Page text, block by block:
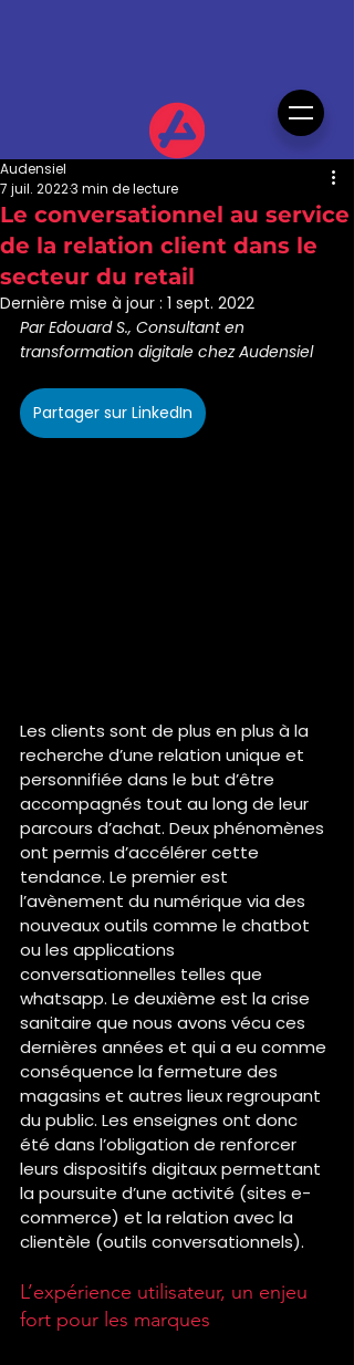
Le conversationnel au service
de la relation client dans le
secteur du retail
Audensiel
7 juil. 20223 min de lecture
Dernière mise à jour : 1 sept. 2022
Par Edouard S., Consultant en
transformation digitale chez Audensiel
Partager sur LinkedIn
Les clients sont de plus en plus à la
recherche d’une relation unique et
personnifiée dans le but d’être
accompagnés tout au long de leur
parcours d’achat. Deux phénomènes
ont permis d’accélérer cette
tendance. Le premier est
l’avènement du numérique via des
nouveaux outils comme le chatbot
ou les applications
conversationnelles telles que
whatsapp. Le deuxième est la crise
sanitaire que nous avons vécu ces
dernières années et qui a eu comme
conséquence la fermeture des
magasins et autres lieux regroupant
du public. Les enseignes ont donc
été dans l’obligation de renforcer
leurs dispositifs digitaux permettant
la poursuite d’une activité (sites e-
commerce) et la relation avec la
clientèle (outils conversationnels).
L’expérience utilisateur, un enjeu
fort pour les marques